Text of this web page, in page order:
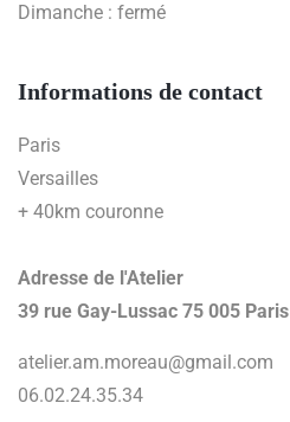
Dimanche : fermé
Informations de contact
Paris
Versailles
+ 40km couronne
Adresse de l'Atelier
39 rue Gay-Lussac 75 005 Paris
atelier.am.moreau@gmail.com
06.02.24.35.34